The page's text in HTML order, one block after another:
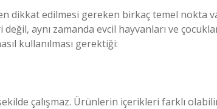
dikkat edilmesi gereken birkaç temel nokta
aynı zamanda evcil hayvanları ve
kullanılması gerektiği:
çalışmaz. Ürünlerin içerikleri farklı